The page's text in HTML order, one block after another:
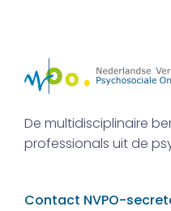
De multidisciplinaire
professionals uit de
Contact NVPO-